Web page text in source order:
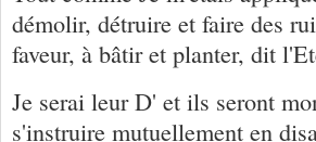
démolir, détruire et faire des
faveur, à bâtir et planter, dit
Je serai leur D' et ils seront
s'instruire mutuellement en